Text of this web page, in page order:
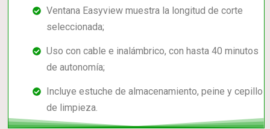
Ventana Easyview muestra la longitud de corte
seleccionada;
Uso con cable e inalámbrico, con hasta 40 minutos
de autonomía;
Incluye estuche de almacenamiento, peine y cepillo
de limpieza.